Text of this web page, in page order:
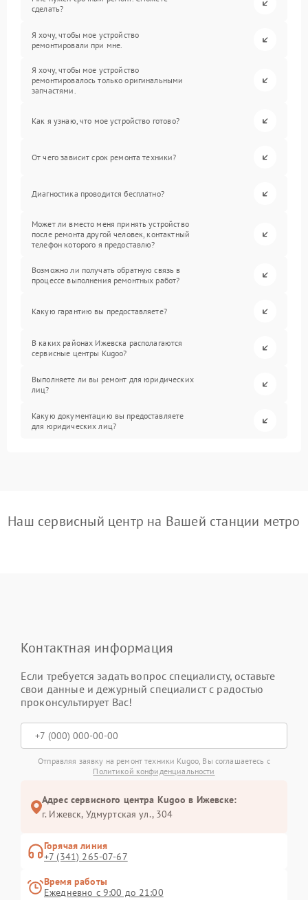
сделать?
Я хочу, чтобы мое устройство
ремонтировали при мне.
Я хочу, чтобы мое устройство
ремонтировалось только оригинальными
запчастями.
Как я узнаю, что мое устройство готово?
От чего зависит срок ремонта техники?
Диагностика проводится бесплатно?
Может ли вместо меня принять устройство
после ремонта другой человек, контактный
телефон которого я предоставлю?
Возможно ли получать обратную связь в
процессе выполнения ремонтных работ?
Какую гарантию вы предоставляете?
В каких районах Ижевска располагаются
сервисные центры Kugoo?
Выполняете ли вы ремонт для юридических
лиц?
Какую документацию вы предоставляете
для юридических лиц?
Наш сервисный центр на Вашей станции метро
Контактная информация
Если требуется задать вопрос специалисту, оставьте
свои данные и дежурный специалист с радостью
проконсультирует Вас!
Отправляя заявку на ремонт техники Kugoo, Вы соглашаетесь с
Политикой конфиденциальности
Адрес сервисного центра Kugoo в Ижевске:
г. Ижевск, Удмуртская ул., 304
Горячая линия
+7 (341) 265-07-67
Время работы
Ежедневно с 9:00 до 21:00